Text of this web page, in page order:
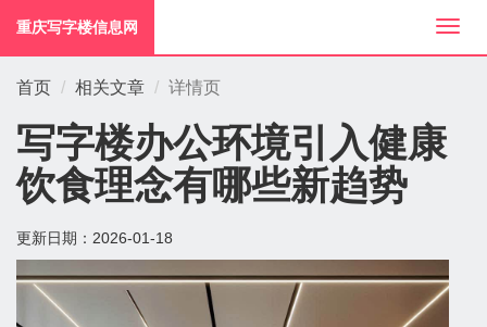
切
换
重庆写字楼信息网
首页 相关文章 详情页
写字楼办公环境引入健康
饮食理念有哪些新趋势
更新日期： 2026-01-18